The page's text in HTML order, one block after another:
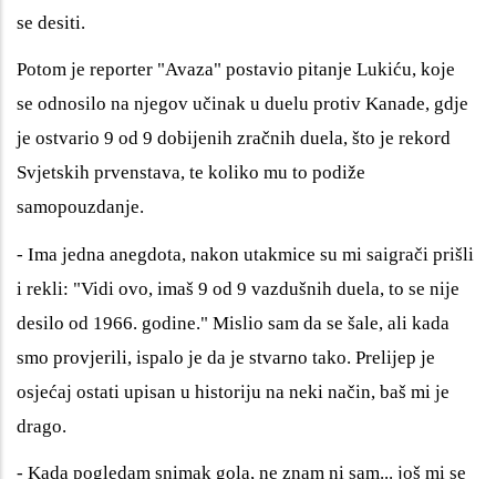
se desiti.
Potom je reporter "Avaza" postavio pitanje Lukiću, koje
se odnosilo na njegov učinak u duelu protiv Kanade, gdje
je ostvario 9 od 9 dobijenih zračnih duela, što je rekord
Svjetskih prvenstava, te koliko mu to podiže
samopouzdanje.
- Ima jedna anegdota, nakon utakmice su mi saigrači prišli
i rekli: "Vidi ovo, imaš 9 od 9 vazdušnih duela, to se nije
desilo od 1966. godine." Mislio sam da se šale, ali kada
smo provjerili, ispalo je da je stvarno tako. Prelijep je
osjećaj ostati upisan u historiju na neki način, baš mi je
drago.
- Kada pogledam snimak gola, ne znam ni sam... još mi se